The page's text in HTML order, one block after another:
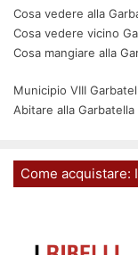
Cosa vedere alla
Cosa vedere vicino
Cosa mangiare alla
Municipio VIII
Abitare alla Garbatella
Come acquistare: